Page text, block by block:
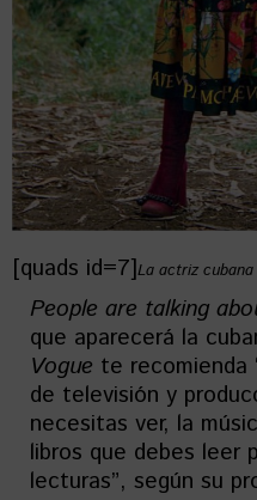
[quads id=7]La actriz
People are talking
que aparecerá la
Vogue te recomienda
de televisión y
necesitas ver, la
libros que debes leer
lecturas”, según su